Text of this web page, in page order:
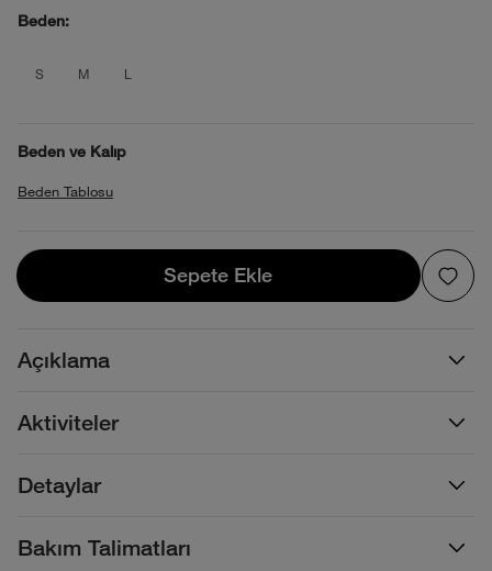
Beden:
S M L
Beden ve Kalıp
Beden Tablosu
Sepete Ekle
Sepete Ekle
Açıklama
Detaylar
Aktiviteler
Bakım Talimatları